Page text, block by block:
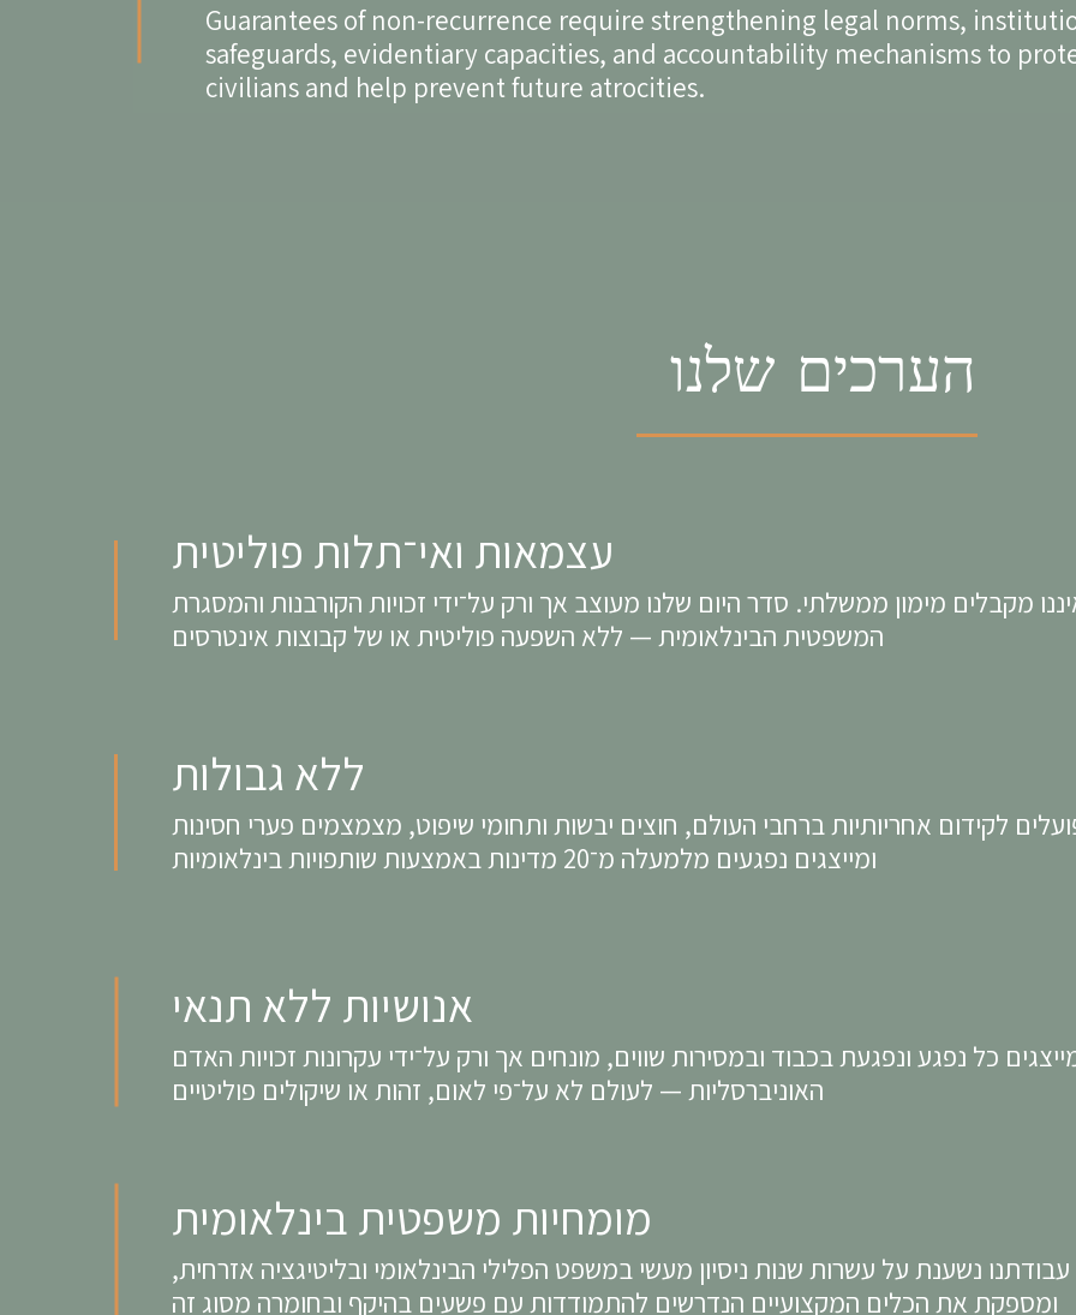
Guarantees of non-recurrence require strengthening legal norms,
safeguards, evidentiary capacities, and accountability mechanisms to
civilians and help prevent future atrocities.
הערכים שלנו
עצמאות ואי־תלות פוליטית
מקבלים מימון ממשלתי. סדר היום שלנו מעוצב אך ורק על־ידי זכויות הקורבנות והמסגרת
ללא גבולות
לקידום אחריותיות ברחבי העולם, חוצים יבשות ותחומי שיפוט, מצמצמים פערי חסינות
ומייצגים נפגעים מלמעלה מ־20 מדינות באמצעות שותפויות בינלאומיות
אנושיות ללא תנאי
כל נפגע ונפגעת בכבוד ובמסירות שווים, מונחים אך ורק על־ידי עקרונות זכויות האדם
מומחיות משפטית בינלאומית
עבודתנו נשענת על עשרות שנות ניסיון מעשי במשפט הפלילי הבינלאומי ובליטיגציה אזרחית,